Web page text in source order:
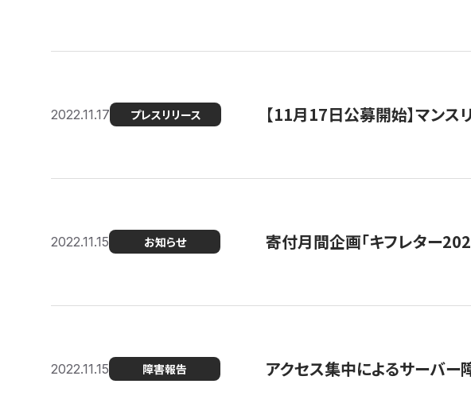
2022.11.17 プレスリリース 【11月17日公募開始】マン
2022.11.15 お知らせ 寄付月間企画「キフレター
2022.11.15 障害報告 アクセス集中によるサーバー